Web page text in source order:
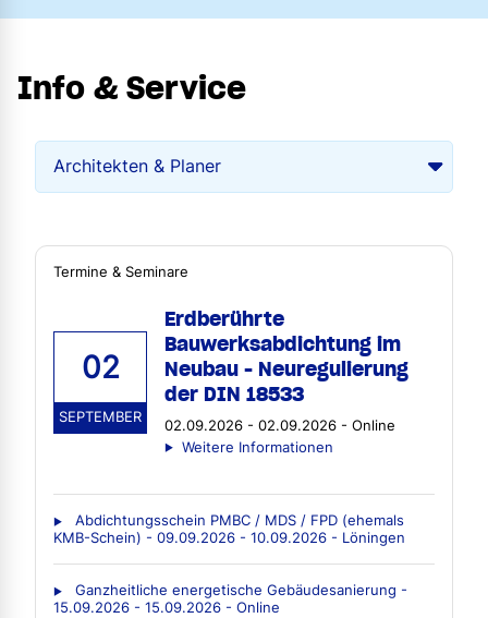
Info & Service
Termine & Seminare
02
SEPTEMBER
Erdberührte
Bauwerksabdichtung im
Neubau - Neuregulierung
der DIN 18533
02.09.2026 - 02.09.2026 - Online
Weitere Informationen
Abdichtungsschein PMBC / MDS / FPD (ehemals
KMB-Schein) - 09.09.2026 - 10.09.2026 - Löningen
Ganzheitliche energetische Gebäudesanierung -
15.09.2026 - 15.09.2026 - Online